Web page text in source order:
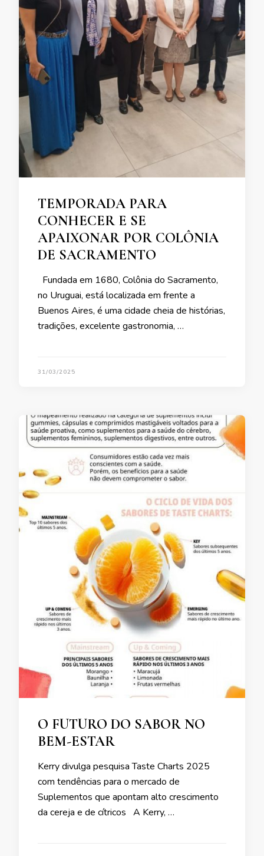
TEMPORADA PARA
CONHECER E SE
APAIXONAR POR COLÔNIA
DE SACRAMENTO
Fundada em 1680, Colônia do Sacramento,
no Uruguai, está localizada em frente a
Buenos Aires, é uma cidade cheia de histórias,
tradições, excelente gastronomia, …
31/03/2025
O FUTURO DO SABOR NO
BEM-ESTAR
Kerry divulga pesquisa Taste Charts 2025
com tendências para o mercado de
Suplementos que apontam alto crescimento
da cereja e de cítricos A Kerry, …